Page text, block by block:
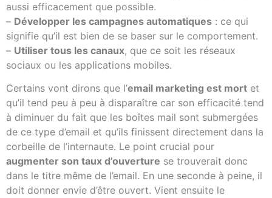
aussi efficacement que possible.
– Développer les campagnes automatiques : ce qui
signifie qu’il est bien de se baser sur le comportement.
– Utiliser tous les canaux, que ce soit les réseaux
sociaux ou les applications mobiles.
Certains vont dirons que l’email marketing est mort et
qu’il tend peu à peu à disparaître car son efficacité tend
à diminuer du fait que les boîtes mail sont submergées
de ce type d’email et qu’ils finissent directement dans la
corbeille de l’internaute. Le point crucial pour
augmenter son taux d’ouverture se trouverait donc
dans le titre même de l’email. En une seconde à peine, il
doit donner envie d’être ouvert. Vient ensuite le